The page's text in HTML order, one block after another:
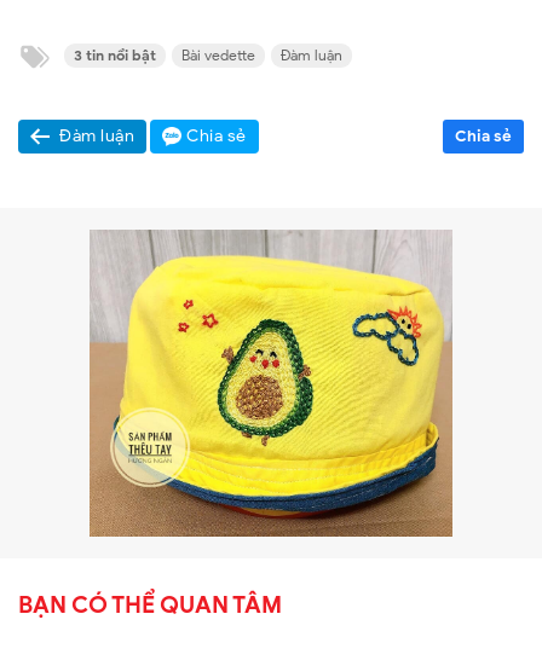
3 tin nổi bật Bài vedette Đàm luận
Đàm luận Chia sẻ Chia sẻ
BẠN CÓ THỂ QUAN TÂM